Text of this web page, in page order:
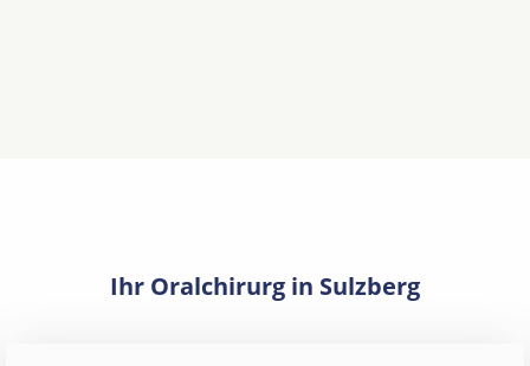
Ihr Oralchirurg in Sulzberg